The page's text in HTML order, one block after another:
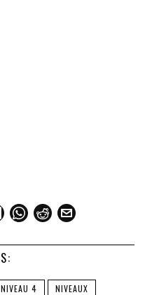
NIVEAU 4
NIVEAUX